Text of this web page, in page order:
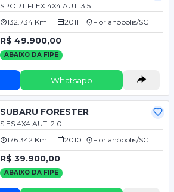
SPORT FLEX 4X4 AUT. 3.5
132.734 Km
2011 Florianópolis/SC
R$ 49.900,00
ABAIXO DA FIPE
Whatsapp
SUBARU FORESTER
S ES 4X4 AUT. 2.0
176.342 Km
2010 Florianópolis/SC
R$ 39.900,00
ABAIXO DA FIPE